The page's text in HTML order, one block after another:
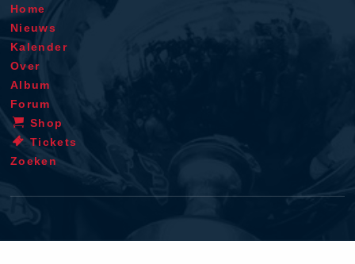
Home
Nieuws
Kalender
Over
Album
Forum
Shop
Tickets
Zoeken